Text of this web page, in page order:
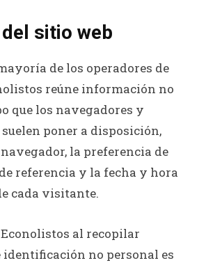
sitio web
de los operadores de
reúne información no
que los navegadores y
poner a disposición,
la preferencia de
referencia y la fecha y hora
cada visitante.
al recopilar
no personal es